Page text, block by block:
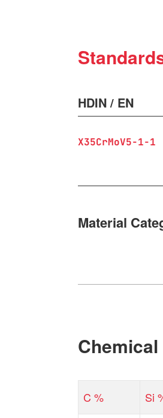
HDIN / EN
X35CrMoV5-1-1
Material
C % Si